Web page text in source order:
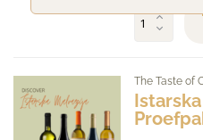
The Taste of